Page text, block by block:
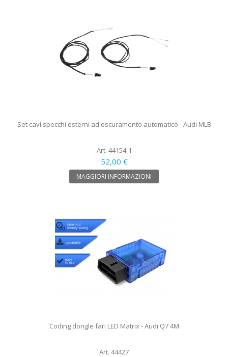
Set cavi specchi esterni ad oscuramento automatico - Audi MLB
Art. 44154-1
52,00 €
MAGGIORI INFORMAZIONI
Coding dongle fari LED Matrix - Audi Q7 4M
Art. 44427